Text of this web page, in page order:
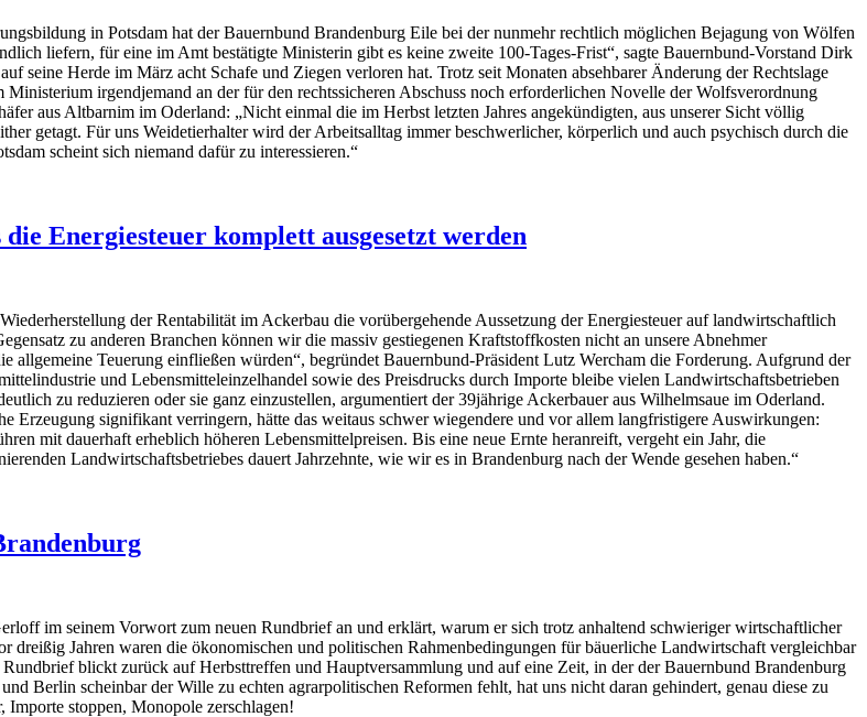
in Potsdam hat der Bauernbund Brandenburg Eile bei der nunmehr rechtlich möglichen Bejagung von Wölfen
liefern, für eine im Amt bestätigte Ministerin gibt es keine zweite 100-Tages-Frist“, sagte Bauernbund-Vorstand Dirk
seine Herde im März acht Schafe und Ziegen verloren hat. Trotz seit Monaten absehbarer Änderung der Rechtslage
Ministerium irgendjemand an der für den rechtssicheren Abschuss noch erforderlichen Novelle der Wolfsverordnung
aus Altbarnim im Oderland: „Nicht einmal die im Herbst letzten Jahres angekündigten, aus unserer Sicht völlig
getagt. Für uns Weidetierhalter wird der Arbeitsalltag immer beschwerlicher, körperlich und auch psychisch durch die
scheint sich niemand dafür zu interessieren.“
Energiesteuer komplett ausgesetzt werden
der Rentabilität im Ackerbau die vorübergehende Aussetzung der Energiesteuer auf landwirtschaftlich
zu anderen Branchen können wir die massiv gestiegenen Kraftstoffkosten nicht an unsere Abnehmer
allgemeine Teuerung einfließen würden“, begründet Bauernbund-Präsident Lutz Wercham die Forderung. Aufgrund der
und Lebensmitteleinzelhandel sowie des Preisdrucks durch Importe bleibe vielen Landwirtschaftsbetrieben
zu reduzieren oder sie ganz einzustellen, argumentiert der 39jährige Ackerbauer aus Wilhelmsaue im Oderland.
Erzeugung signifikant verringern, hätte das weitaus schwer wiegendere und vor allem langfristigere Auswirkungen:
mit dauerhaft erheblich höheren Lebensmittelpreisen. Bis eine neue Ernte heranreift, vergeht ein Jahr, die
Landwirtschaftsbetriebes dauert Jahrzehnte, wie wir es in Brandenburg nach der Wende gesehen haben.“
im seinem Vorwort zum neuen Rundbrief an und erklärt, warum er sich trotz anhaltend schwieriger wirtschaftlicher
dreißig Jahren waren die ökonomischen und politischen Rahmenbedingungen für bäuerliche Landwirtschaft vergleichbar
blickt zurück auf Herbsttreffen und Hauptversammlung und auf eine Zeit, in der der Bauernbund Brandenburg
Berlin scheinbar der Wille zu echten agrarpolitischen Reformen fehlt, hat uns nicht daran gehindert, genau diese zu
stoppen, Monopole zerschlagen!